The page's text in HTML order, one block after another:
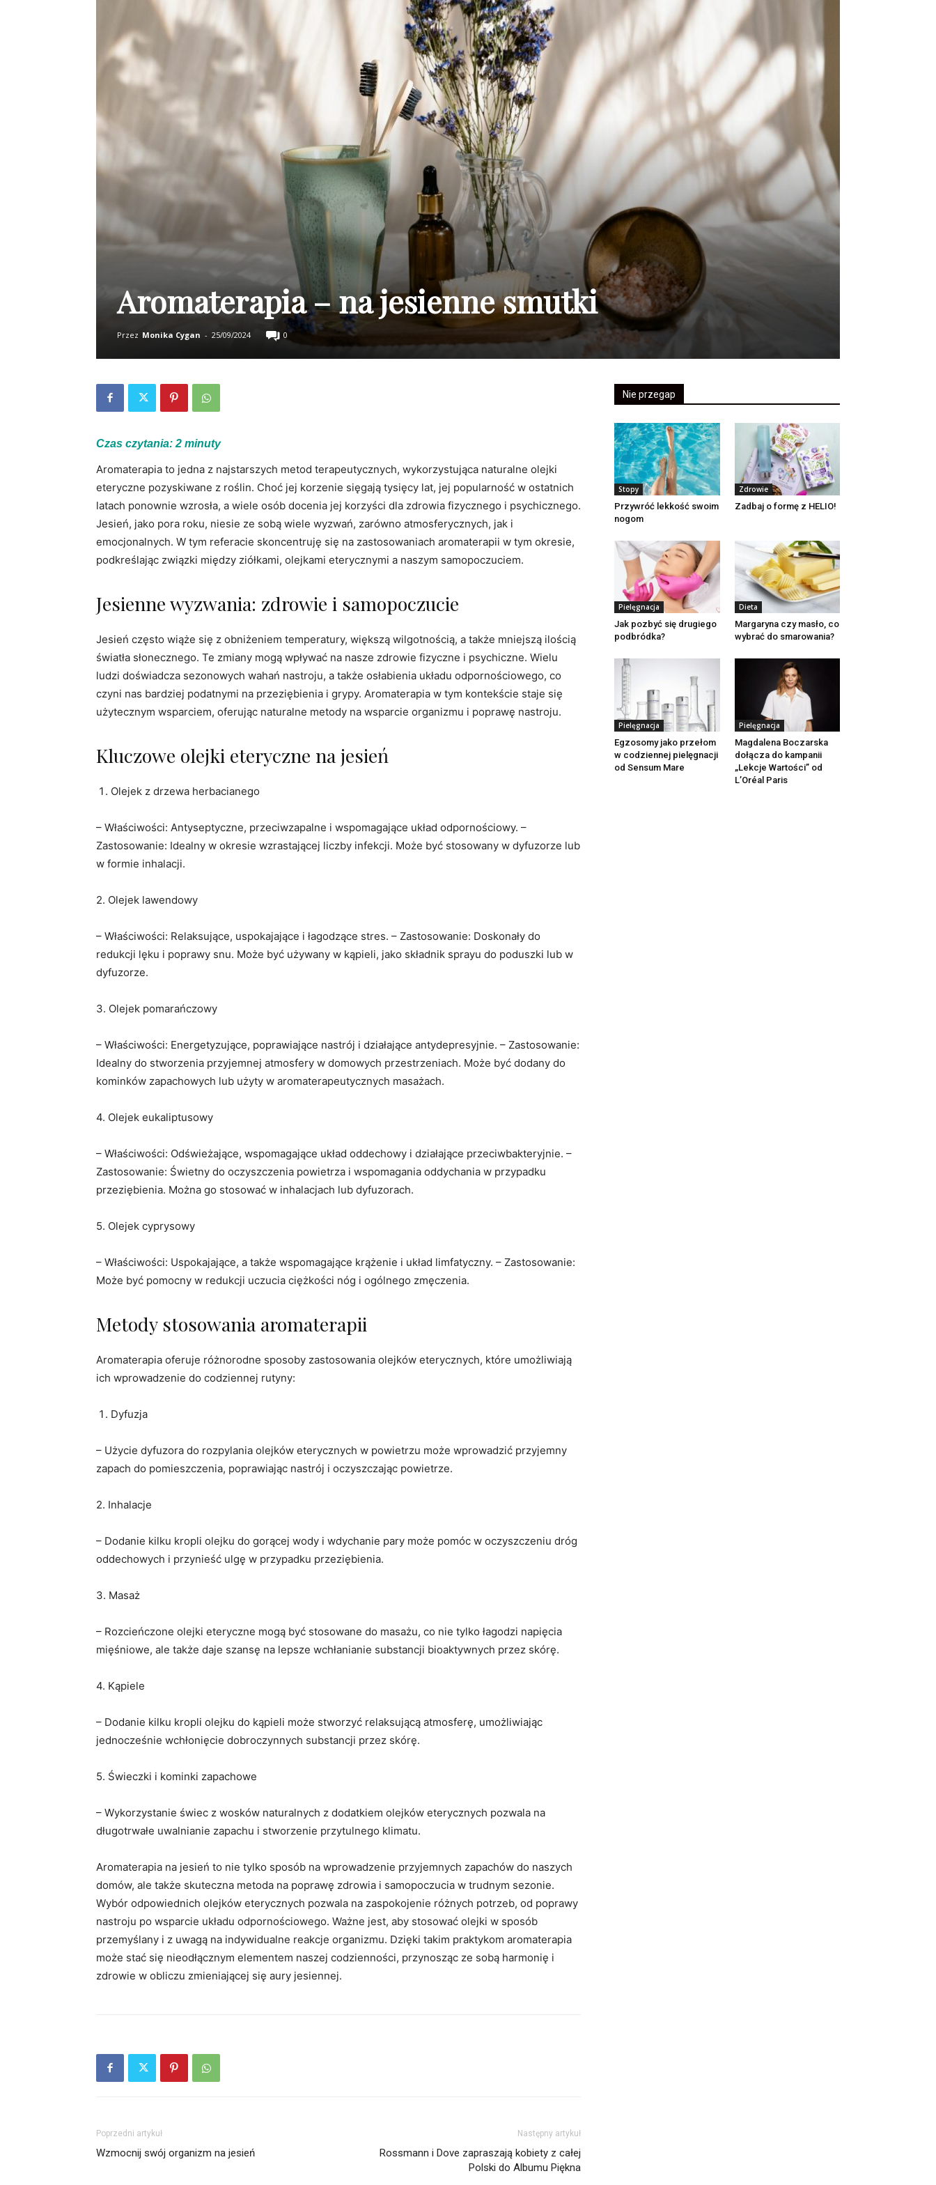
Aromaterapia – na jesienne smutki
Przez Monika Cygan - 25/09/2024 0
Czas czytania: 2 minuty
Aromaterapia to jedna z najstarszych metod terapeutycznych, wykorzystująca naturalne olejki
eteryczne pozyskiwane z roślin. Choć jej korzenie sięgają tysięcy lat, jej popularność w ostatnich
latach ponownie wzrosła, a wiele osób docenia jej korzyści dla zdrowia fizycznego i psychicznego.
Jesień, jako pora roku, niesie ze sobą wiele wyzwań, zarówno atmosferycznych, jak i
emocjonalnych. W tym referacie skoncentruję się na zastosowaniach aromaterapii w tym okresie,
podkreślając związki między ziółkami, olejkami eterycznymi a naszym samopoczuciem.
Jesienne wyzwania: zdrowie i samopoczucie
Jesień często wiąże się z obniżeniem temperatury, większą wilgotnością, a także mniejszą ilością
światła słonecznego. Te zmiany mogą wpływać na nasze zdrowie fizyczne i psychiczne. Wielu
ludzi doświadcza sezonowych wahań nastroju, a także osłabienia układu odpornościowego, co
czyni nas bardziej podatnymi na przeziębienia i grypy. Aromaterapia w tym kontekście staje się
użytecznym wsparciem, oferując naturalne metody na wsparcie organizmu i poprawę nastroju.
Kluczowe olejki eteryczne na jesień
Olejek z drzewa herbacianego
– Właściwości: Antyseptyczne, przeciwzapalne i wspomagające układ odpornościowy. –
Zastosowanie: Idealny w okresie wzrastającej liczby infekcji. Może być stosowany w dyfuzorze lub
w formie inhalacji.
2. Olejek lawendowy
– Właściwości: Relaksujące, uspokajające i łagodzące stres. – Zastosowanie: Doskonały do
redukcji lęku i poprawy snu. Może być używany w kąpieli, jako składnik sprayu do poduszki lub w
dyfuzorze.
3. Olejek pomarańczowy
– Właściwości: Energetyzujące, poprawiające nastrój i działające antydepresyjnie. – Zastosowanie:
Idealny do stworzenia przyjemnej atmosfery w domowych przestrzeniach. Może być dodany do
kominków zapachowych lub użyty w aromaterapeutycznych masażach.
4. Olejek eukaliptusowy
– Właściwości: Odświeżające, wspomagające układ oddechowy i działające przeciwbakteryjnie. –
Zastosowanie: Świetny do oczyszczenia powietrza i wspomagania oddychania w przypadku
przeziębienia. Można go stosować w inhalacjach lub dyfuzorach.
5. Olejek cyprysowy
– Właściwości: Uspokajające, a także wspomagające krążenie i układ limfatyczny. – Zastosowanie:
Może być pomocny w redukcji uczucia ciężkości nóg i ogólnego zmęczenia.
Metody stosowania aromaterapii
Aromaterapia oferuje różnorodne sposoby zastosowania olejków eterycznych, które umożliwiają
ich wprowadzenie do codziennej rutyny:
Dyfuzja
– Użycie dyfuzora do rozpylania olejków eterycznych w powietrzu może wprowadzić przyjemny
zapach do pomieszczenia, poprawiając nastrój i oczyszczając powietrze.
2. Inhalacje
– Dodanie kilku kropli olejku do gorącej wody i wdychanie pary może pomóc w oczyszczeniu dróg
oddechowych i przynieść ulgę w przypadku przeziębienia.
3. Masaż
– Rozcieńczone olejki eteryczne mogą być stosowane do masażu, co nie tylko łagodzi napięcia
mięśniowe, ale także daje szansę na lepsze wchłanianie substancji bioaktywnych przez skórę.
4. Kąpiele
– Dodanie kilku kropli olejku do kąpieli może stworzyć relaksującą atmosferę, umożliwiając
jednocześnie wchłonięcie dobroczynnych substancji przez skórę.
5. Świeczki i kominki zapachowe
– Wykorzystanie świec z wosków naturalnych z dodatkiem olejków eterycznych pozwala na
długotrwałe uwalnianie zapachu i stworzenie przytulnego klimatu.
Aromaterapia na jesień to nie tylko sposób na wprowadzenie przyjemnych zapachów do naszych
domów, ale także skuteczna metoda na poprawę zdrowia i samopoczucia w trudnym sezonie.
Wybór odpowiednich olejków eterycznych pozwala na zaspokojenie różnych potrzeb, od poprawy
nastroju po wsparcie układu odpornościowego. Ważne jest, aby stosować olejki w sposób
przemyślany i z uwagą na indywidualne reakcje organizmu. Dzięki takim praktykom aromaterapia
może stać się nieodłącznym elementem naszej codzienności, przynosząc ze sobą harmonię i
zdrowie w obliczu zmieniającej się aury jesiennej.
Poprzedni artykuł
Wzmocnij swój organizm na jesień
Następny artykuł
Rossmann i Dove zapraszają kobiety z całej
Polski do Albumu Piękna
Nie przegap
Stopy
Przywróć lekkość swoim
nogom
Zdrowie
Zadbaj o formę z HELIO!
Pielęgnacja
Jak pozbyć się drugiego
podbródka?
Dieta
Margaryna czy masło, co
wybrać do smarowania?
Pielęgnacja
Egzosomy jako przełom
w codziennej pielęgnacji
od Sensum Mare
Pielęgnacja
Magdalena Boczarska
dołącza do kampanii
„Lekcje Wartości” od
L’Oréal Paris